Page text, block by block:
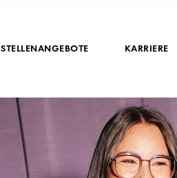
STELLENANGEBOTE KARRIERE